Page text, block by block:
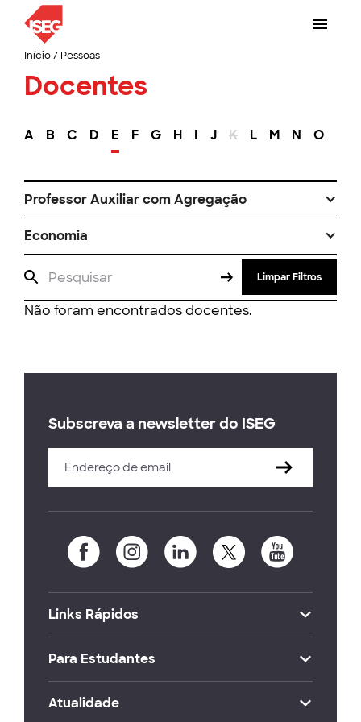
Início/ Pessoas
Docentes
A B C D E F G H I J K L M N O
Professor Auxiliar com Agregação
Economia
Limpar Filtros
Não foram encontrados docentes.
Subscreva a newsletter do ISEG
Links Rápidos
Para Estudantes
Atualidade